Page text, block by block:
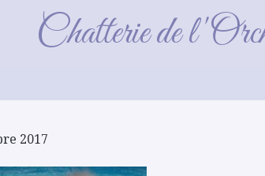
Chatterie de
2017